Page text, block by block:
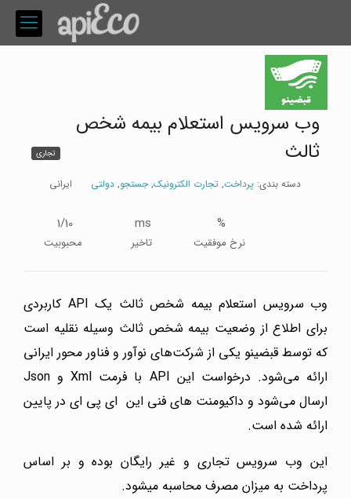
وب سرویس استعلام بیمه شخص
ثالث
تجاری
دسته بندی: پرداخت, تجارت الکترونیک, جستجو, دولتی ایرانی
1/10
محبوبیت
ms
تاخیر
%
نرخ موفقیت
وب سرویس استعلام بیمه شخص ثالث یک API کاربردی
برای اطلاع از وضعیت بیمه شخص ثالث وسیله نقلیه است
که توسط قبضینو یکی از شرکت‌های نوآور و فناور محور ایرانی
ارائه می‌شود. درخواست این API
با فرمت Xml و Json
ارسال می‌شود و داکیومنت های فنی این ای پی ای در پایین
ارائه شده است.
این وب سرویس تجاری و غیر رایگان بوده و بر اساس
پرداخت به میزان مصرف محاسبه میشود.